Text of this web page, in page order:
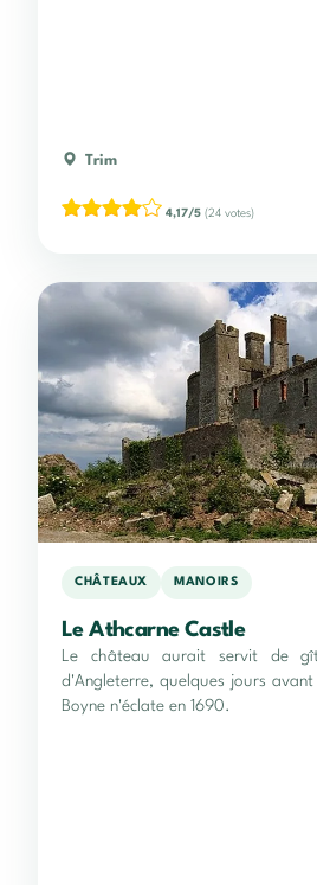
Trim
4,17/5 (24 votes)
CHÂTEAUX MANOIRS
Le Athcarne Castle
Le château aurait servit de
d'Angleterre, quelques jours
Boyne n'éclate en 1690.